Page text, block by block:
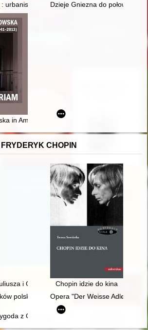
urbanista, samorządowiec, dyplomata
Dzieje Gniezna do połowy XIII
in America
FRYDERYK CHOPIN
i Oskara Kolbergów z Fryderykiem
Chopin idzie do kina
polskich: Mickiewicz, Słowacki, Chopin,
Opera "Der Weisse Adler"
z Chopinem" w Muzeum Niepodległości